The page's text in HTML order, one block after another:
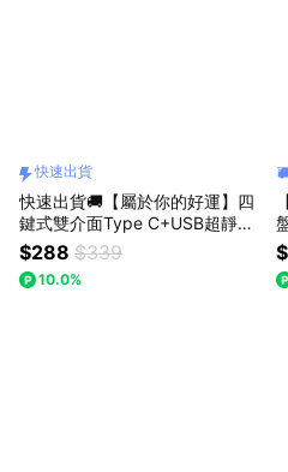
快速出貨
快速出貨🚚【屬於你的好運】四
鍵式雙介面Type C+USB超靜音
無線滑鼠M84 E-books
$288 $339
10.0%